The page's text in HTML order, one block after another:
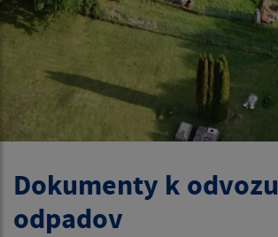
Dokumenty k odvozu
odpadov